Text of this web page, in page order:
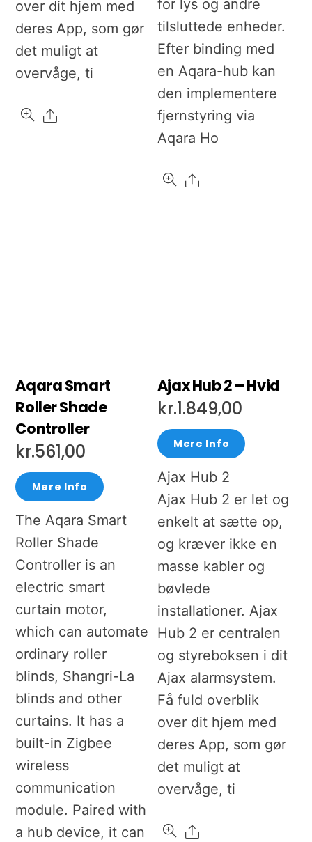
over dit hjem med
deres App, som gør
det muligt at
overvåge, ti
Share
for lys og andre
tilsluttede enheder.
Efter binding med
en Aqara-hub kan
den implementere
fjernstyring via
Aqara Ho
Share
Aqara Smart
Roller Shade
Controller
kr.561,00
Mere Info
The Aqara Smart
Roller Shade
Controller is an
electric smart
curtain motor,
which can automate
ordinary roller
blinds, Shangri-La
blinds and other
curtains. It has a
built-in Zigbee
wireless
communication
module. Paired with
a hub device, it can
Ajax Hub 2 – Hvid
kr.1.849,00
Mere Info
Ajax Hub 2
Ajax Hub 2 er let og
enkelt at sætte op,
og kræver ikke en
masse kabler og
bøvlede
installationer. Ajax
Hub 2 er centralen
og styreboksen i dit
Ajax alarmsystem.
Få fuld overblik
over dit hjem med
deres App, som gør
det muligt at
overvåge, ti
Share